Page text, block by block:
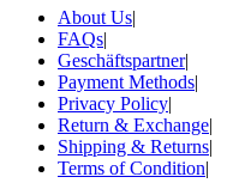
About Us|
FAQs|
Geschäftspartner|
Payment Methods|
Privacy Policy|
Return & Exchange|
Shipping & Returns|
Terms of Condition|